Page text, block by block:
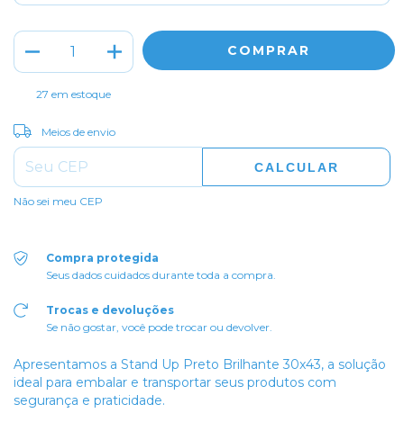
27 em estoque
Entregas para o CEP:
Meios de envio
CALCULAR
Não sei meu CEP
Compra protegida
Seus dados cuidados durante toda a compra.
Trocas e devoluções
Se não gostar, você pode trocar ou devolver.
Apresentamos a Stand Up Preto Brilhante 30x43, a solução
ideal para embalar e transportar seus produtos com
segurança e praticidade.